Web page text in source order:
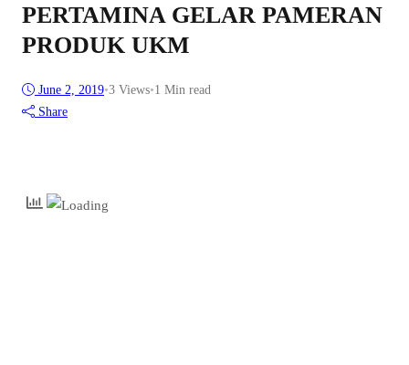
PERTAMINA GELAR PAMERAN
PRODUK UKM
June 2, 2019•3 Views•1 Min read
Share